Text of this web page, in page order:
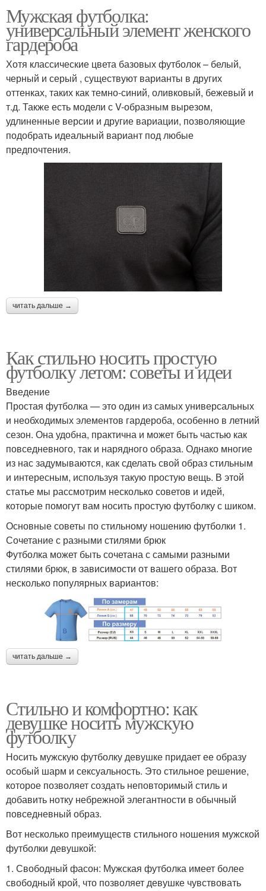
Мужская футболка:
универсальный элемент женского
гардероба
Хотя классические цвета базовых футболок – белый,
черный и серый , существуют варианты в других
оттенках, таких как темно-синий, оливковый, бежевый и
т.д. Также есть модели с V-образным вырезом,
удлиненные версии и другие вариации, позволяющие
подобрать идеальный вариант под любые
предпочтения.
читать дальше →
Как стильно носить простую
футболку летом: советы и идеи
Введение
Простая футболка — это один из самых универсальных
и необходимых элементов гардероба, особенно в летний
сезон. Она удобна, практична и может быть частью как
повседневного, так и нарядного образа. Однако многие
из нас задумываются, как сделать свой образ стильным
и интересным, используя такую простую вещь. В этой
статье мы рассмотрим несколько советов и идей,
которые помогут вам носить простую футболку с шиком.
Основные советы по стильному ношению футболки 1.
Сочетание с разными стилями брюк
Футболка может быть сочетана с самыми разными
стилями брюк, в зависимости от вашего образа. Вот
несколько популярных вариантов:
читать дальше →
Стильно и комфортно: как
девушке носить мужскую
футболку
Носить мужскую футболку девушке придает ее образу
особый шарм и сексуальность. Это стильное решение,
которое позволяет создать неповторимый стиль и
добавить нотку небрежной элегантности в обычный
повседневный образ.
Вот несколько преимуществ стильного ношения мужской
футболки девушкой:
1. Свободный фасон: Мужская футболка имеет более
свободный крой, что позволяет девушке чувствовать